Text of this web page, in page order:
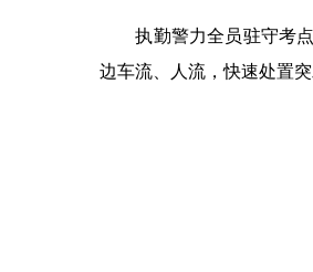
执勤警力全员驻守考点
边车流、人流，快速处置